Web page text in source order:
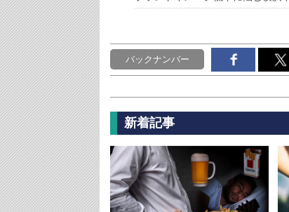
バックナンバー
新着記事